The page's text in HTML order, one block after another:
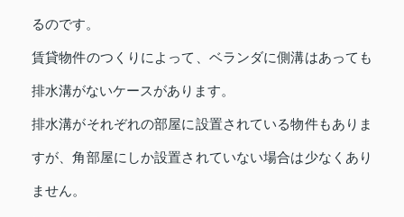
るのです。
賃貸物件のつくりによって、ベランダに側溝はあっても
排水溝がないケースがあります。
排水溝がそれぞれの部屋に設置されている物件もありま
すが、角部屋にしか設置されていない場合は少なくあり
ません。